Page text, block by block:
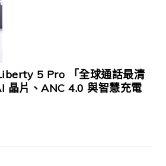
5 Pro 「全球通話最清
晶片、ANC 4.0 與智慧充電